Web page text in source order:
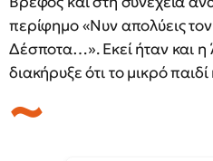
περίφημο «Νυν απολύεις
Δέσποτα…». Εκεί ήταν και η
διακήρυξε ότι το μικρό